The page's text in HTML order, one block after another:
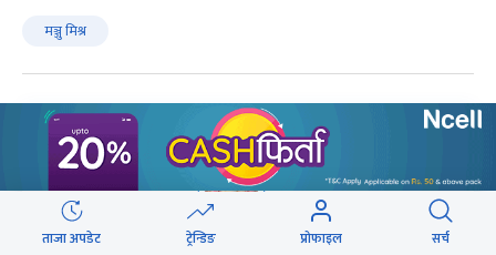
मञ्जु मिश्र
लेखक
ताजा अपडेट ट्रेन्डिङ प्रोफाइल सर्च